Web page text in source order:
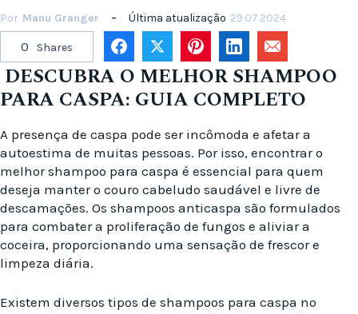
Por Manu Granger Última atualização 29.07.2024
0 Shares
DESCUBRA O MELHOR SHAMPOO
PARA CASPA: GUIA COMPLETO
A presença de caspa pode ser incômoda e afetar a
autoestima de muitas pessoas. Por isso, encontrar o
melhor shampoo para caspa é essencial para quem
deseja manter o couro cabeludo saudável e livre de
descamações. Os shampoos anticaspa são formulados
para combater a proliferação de fungos e aliviar a
coceira, proporcionando uma sensação de frescor e
limpeza diária.
Existem diversos tipos de shampoos para caspa no